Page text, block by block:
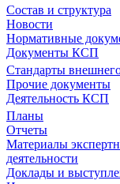
Состав и структура
Новости
Нормативные
Документы КСП
Стандарты
Прочие документы
Деятельность КСП
Планы
Отчеты
Материалы
деятельности
Доклады и